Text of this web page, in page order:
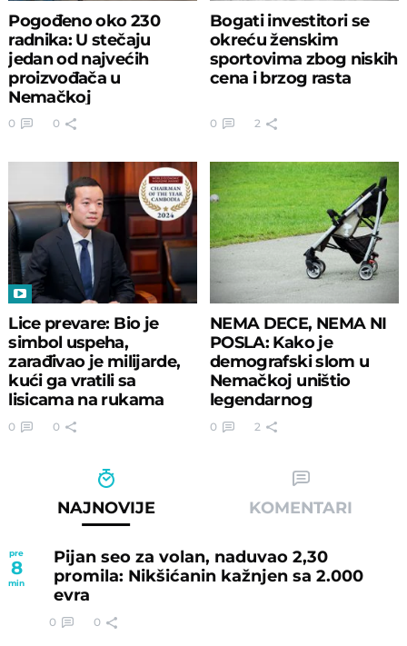
Pogođeno oko 230
radnika: U stečaju
jedan od najvećih
proizvođača u
Nemačkoj
0 0
Bogati investitori se
okreću ženskim
sportovima zbog niskih
cena i brzog rasta
0 2
Lice prevare: Bio je
simbol uspeha,
zarađivao je milijarde,
kući ga vratili sa
lisicama na rukama
0 0
NEMA DECE, NEMA NI
POSLA: Kako je
demografski slom u
Nemačkoj uništio
legendarnog
proizvođača dečjih
kolica
0 2
NAJNOVIJE KOMENTARI
pre
8
min
Pijan seo za volan, naduvao 2,30
promila: Nikšićanin kažnjen sa 2.000
evra
0 0